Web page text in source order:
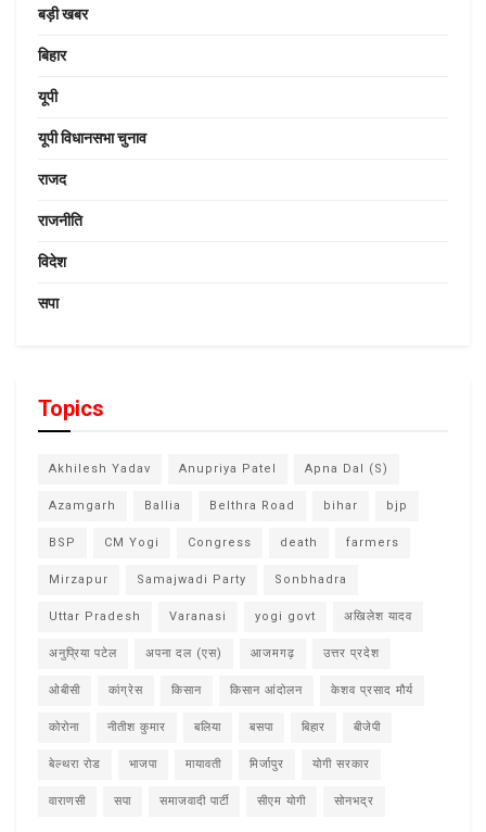
बड़ी खबर
बिहार
यूपी
यूपी विधानसभा चुनाव
राजद
राजनीति
विदेश
सपा
Topics
Akhilesh Yadav Anupriya Patel Apna Dal (S)
Azamgarh Ballia Belthra Road bihar bjp
BSP CM Yogi Congress death farmers
Mirzapur Samajwadi Party Sonbhadra
Uttar Pradesh Varanasi yogi govt अखिलेश यादव
अनुप्रिया पटेल अपना दल (एस) आजमगढ़ उत्तर प्रदेश
ओबीसी कांग्रेस किसान किसान आंदोलन केशव प्रसाद मौर्य
कोरोना नीतीश कुमार बलिया बसपा बिहार बीजेपी
बेल्थरा रोड भाजपा मायावती मिर्जापुर योगी सरकार
वाराणसी सपा समाजवादी पार्टी सीएम योगी सोनभद्र